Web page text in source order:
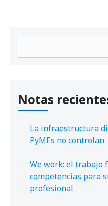
Notas
La infraestructura
PyMEs no controlan
We work: el trabajo
competencias para
profesional